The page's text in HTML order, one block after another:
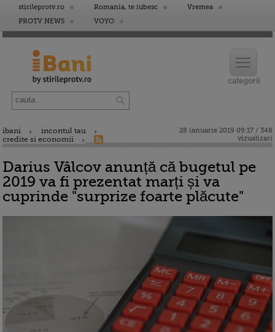
stirileprotv.ro Romania, te iubesc
Vremea
PROTV NEWS
VOYO
ibani
incontul tau
credite si economii
28 ianuarie 2019 09:17 / 348
vizualizari
Darius Vâlcov anunță că bugetul pe
2019 va fi prezentat marți și va
cuprinde "surprize foarte plăcute"